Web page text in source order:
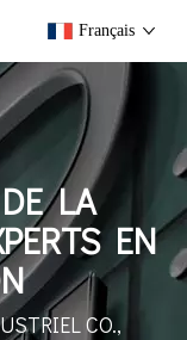
Français
LA
EN
CO.,